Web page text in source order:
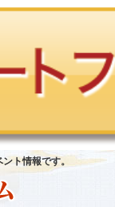
ト情報です。